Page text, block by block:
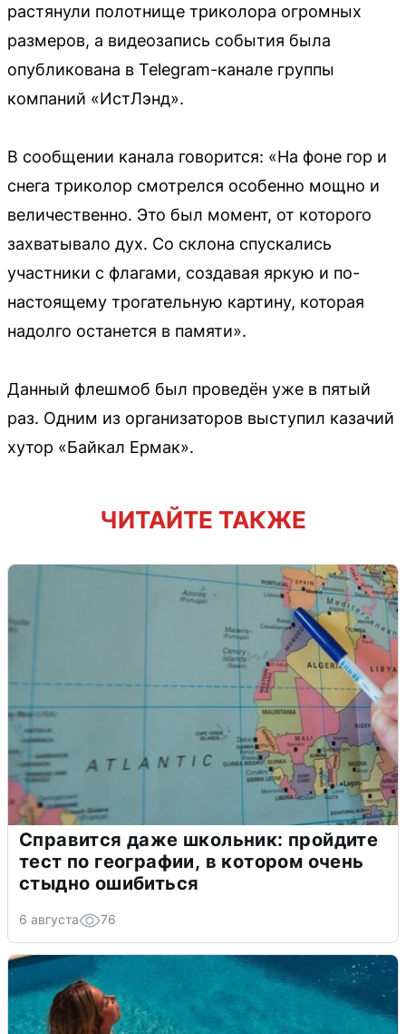
растянули полотнище триколора огромных
размеров, а видеозапись события была
опубликована в Telegram-канале группы
компаний «ИстЛэнд».
В сообщении канала говорится: «На фоне гор и
снега триколор смотрелся особенно мощно и
величественно. Это был момент, от которого
захватывало дух. Со склона спускались
участники с флагами, создавая яркую и по-
настоящему трогательную картину, которая
надолго останется в памяти».
Данный флешмоб был проведён уже в пятый
раз. Одним из организаторов выступил казачий
хутор «Байкал Ермак».
ЧИТАЙТЕ ТАКЖЕ
Справится даже школьник: пройдите
тест по географии, в котором очень
стыдно ошибиться
6 августа 76